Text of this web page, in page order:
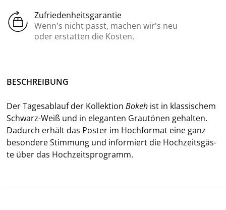
Zufriedenheitsgarantie
Wenn’s nicht passt, machen wir’s neu
oder erstatten die Kosten.
BE­SCHREI­BUNG
Der Ta­ges­ab­lauf der Kol­lek­ti­on Bokeh ist in klas­si­schem
Schwarz-​Weiß und in ele­gan­ten Grau­tö­nen ge­hal­ten.
Da­durch er­hält das Pos­ter im Hoch­for­mat eine ganz
be­son­de­re Stim­mung und in­for­miert die Hoch­zeits­gäs­
te über das Hoch­zeits­pro­gramm.